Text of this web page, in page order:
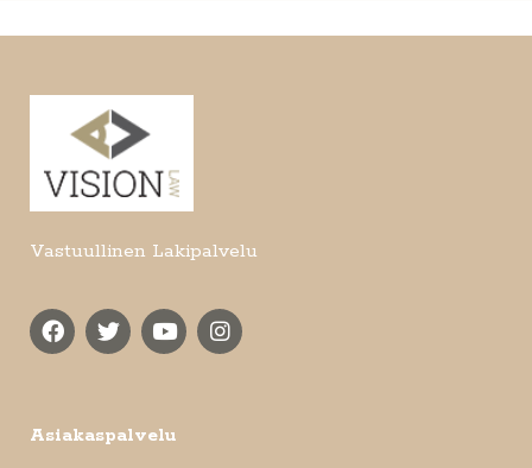
Vastuullinen Lakipalvelu
Asiakaspalvelu